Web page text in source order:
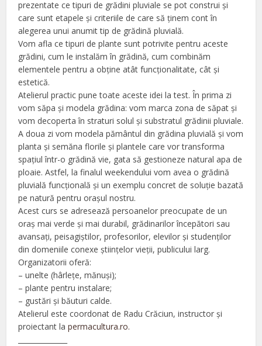
prezentate ce tipuri de grădini pluviale se pot construi și
care sunt etapele și criteriile de care să ținem cont în
alegerea unui anumit tip de grădină pluvială.
Vom afla ce tipuri de plante sunt potrivite pentru aceste
grădini, cum le instalăm în grădină, cum combinăm
elementele pentru a obține atât funcționalitate, cât și
estetică.
Atelierul practic pune toate aceste idei la test. În prima zi
vom săpa și modela grădina: vom marca zona de săpat și
vom decoperta în straturi solul și substratul grădinii pluviale.
A doua zi vom modela pământul din grădina pluvială și vom
planta și semăna florile și plantele care vor transforma
spațiul într-o grădină vie, gata să gestioneze natural apa de
ploaie. Astfel, la finalul weekendului vom avea o grădină
pluvială funcțională și un exemplu concret de soluție bazată
pe natură pentru orașul nostru.
Acest curs se adresează persoanelor preocupate de un
oraș mai verde și mai durabil, grădinarilor începători sau
avansați, peisagiștilor, profesorilor, elevilor și studenților
din domeniile conexe științelor vieții, publicului larg.
Organizatorii oferă:
– unelte (hârlețe, mănuși);
– plante pentru instalare;
– gustări și băuturi calde.
Atelierul este coordonat de Radu Crăciun, instructor și
proiectant lapermacultura.ro.